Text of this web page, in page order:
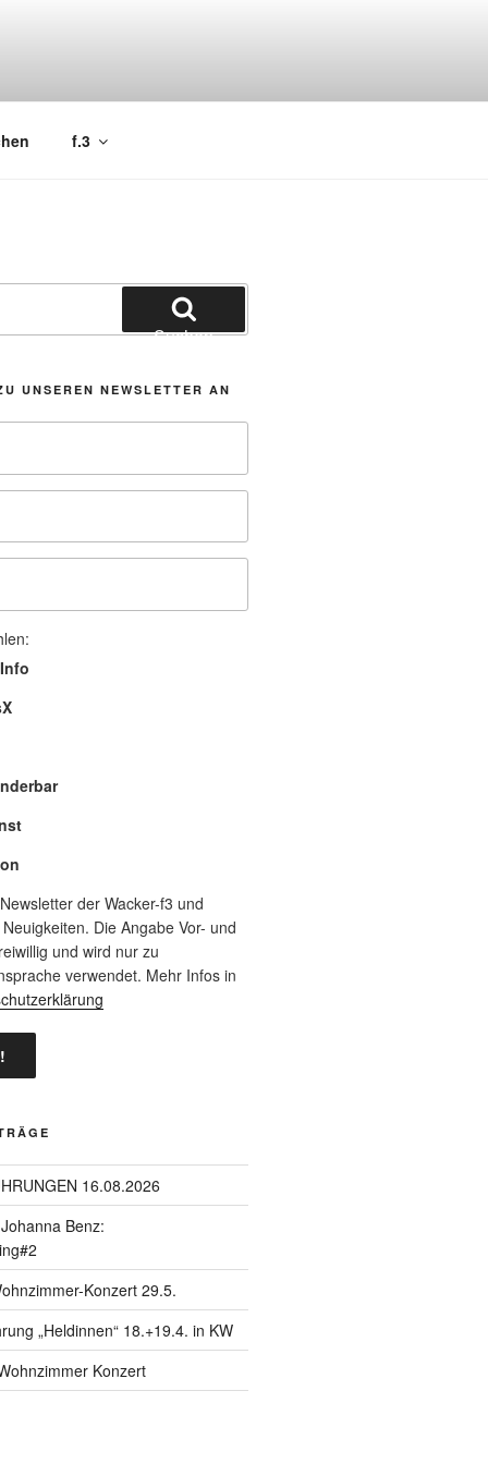
f.3
Suchen
UNSEREN NEWSLETTER AN
der Wacker-f3 und
Die Angabe Vor- und
und wird nur zu
verwendet. Mehr Infos in
16.08.2026
Benz:
Konzert 29.5.
„Heldinnen“ 18.+19.4. in KW
Konzert